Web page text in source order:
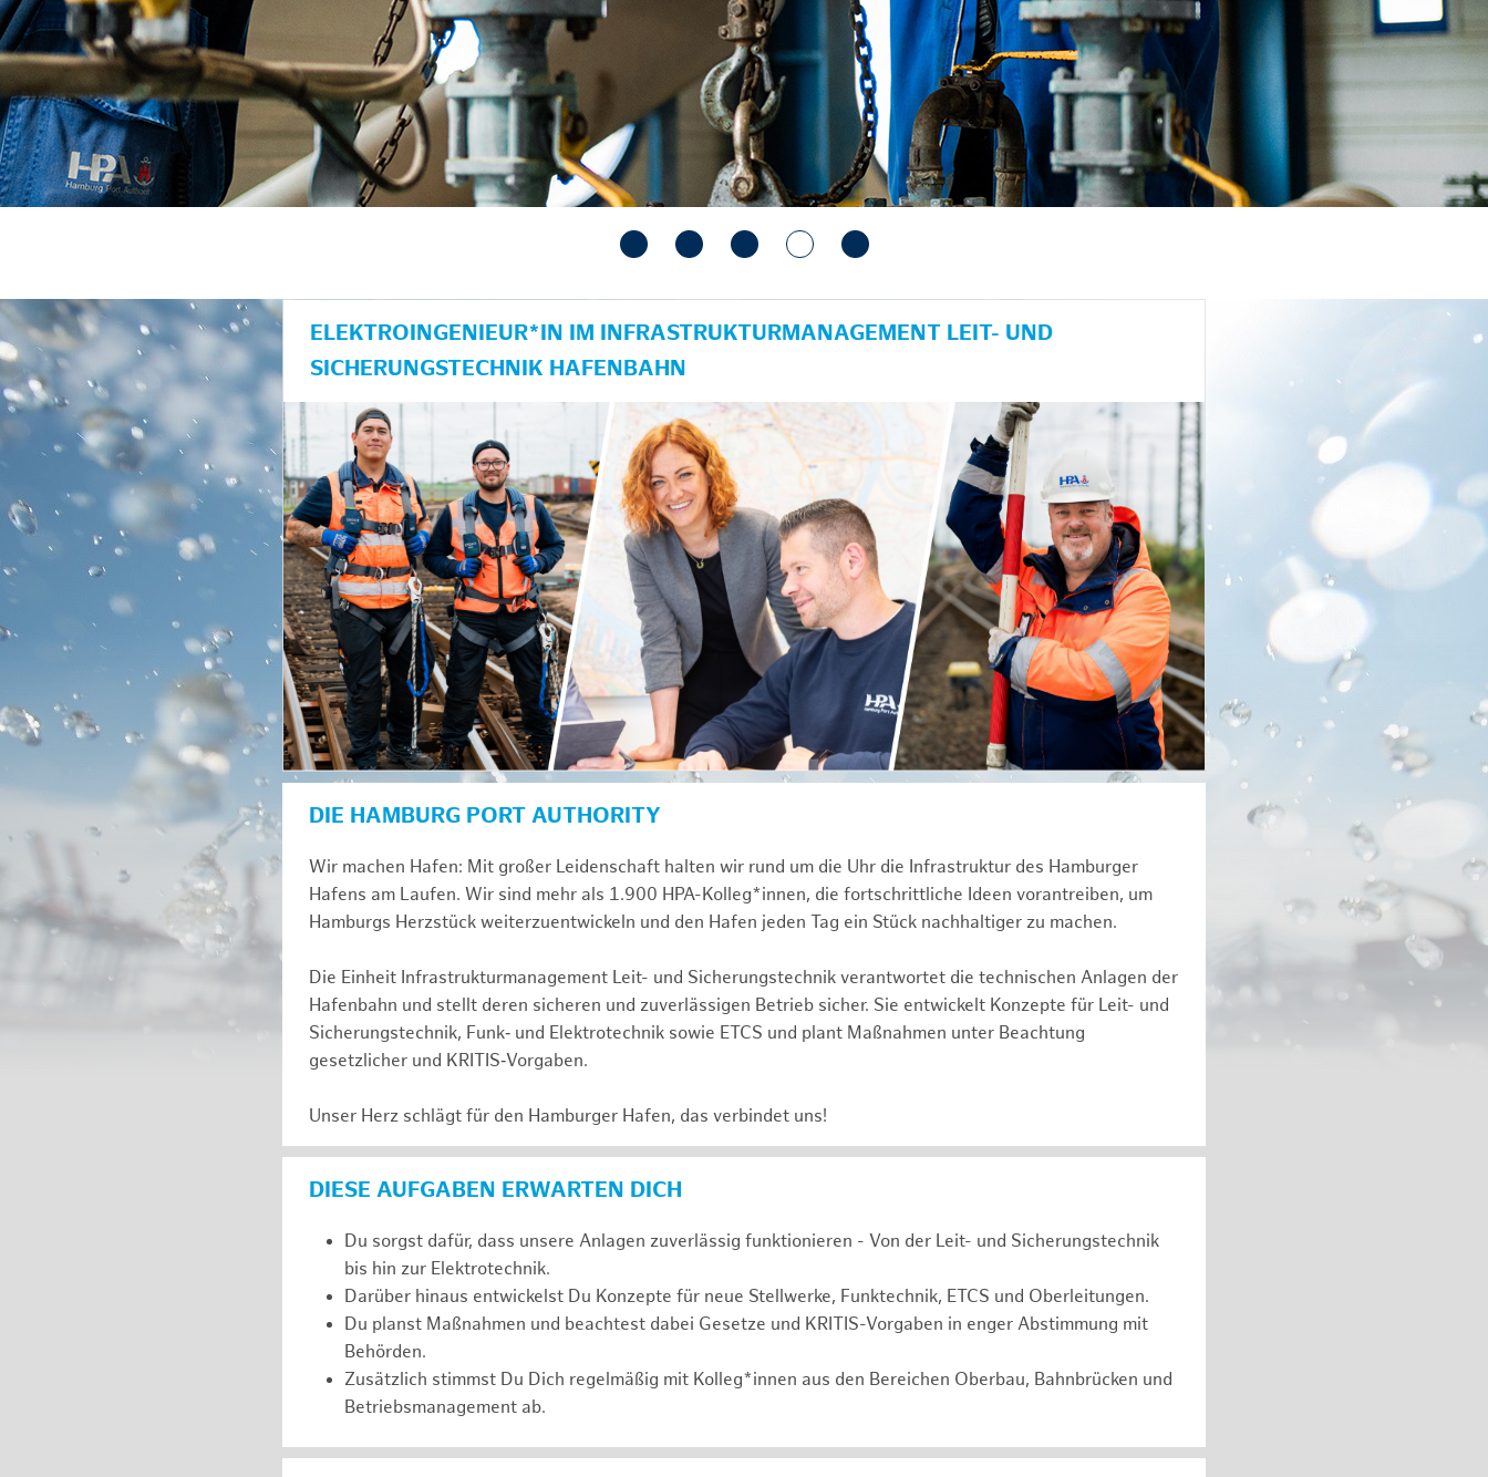
anzeigen/schließen
ELEKTROINGENIEUR*IN IM INFRASTRUKTURMANAGEMENT LEIT- UND
SICHERUNGSTECHNIK HAFENBAHN
DIE HAMBURG PORT AUTHORITY
Wir machen Hafen: Mit großer Leidenschaft halten wir rund um die Uhr die Infrastruktur des Hamburger
Hafens am Laufen. Wir sind mehr als 1.900 HPA-Kolleg*innen, die fortschrittliche Ideen vorantreiben, um
Hamburgs Herzstück weiterzuentwickeln und den Hafen jeden Tag ein Stück nachhaltiger zu machen.
Die Einheit Infrastrukturmanagement Leit- und Sicherungstechnik verantwortet die technischen Anlagen der
Hafenbahn und stellt deren sicheren und zuverlässigen Betrieb sicher. Sie entwickelt Konzepte für Leit- und
Sicherungstechnik, Funk‑ und Elektrotechnik sowie ETCS und plant Maßnahmen unter Beachtung
gesetzlicher und KRITIS‑Vorgaben.
Unser Herz schlägt für den Hamburger Hafen, das verbindet uns!
DIESE AUFGABEN ERWARTEN DICH
Du sorgst dafür, dass unsere Anlagen zuverlässig funktionieren - Von der Leit- und Sicherungstechnik
bis hin zur Elektrotechnik.
Darüber hinaus entwickelst Du Konzepte für neue Stellwerke, Funktechnik, ETCS und Oberleitungen.
Du planst Maßnahmen und beachtest dabei Gesetze und KRITIS-Vorgaben in enger Abstimmung mit
Behörden.
Zusätzlich stimmst Du Dich regelmäßig mit Kolleg*innen aus den Bereichen Oberbau, Bahnbrücken und
Betriebsmanagement ab.